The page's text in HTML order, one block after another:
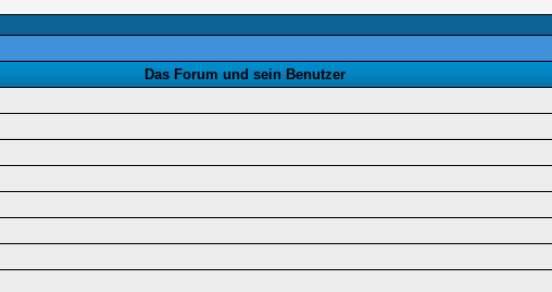
Das Forum und sein Benutzer